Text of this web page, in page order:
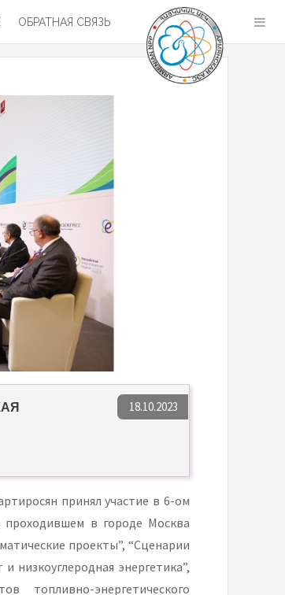
ОБРАТНАЯ СВЯЗЬ
18.10.2023
принял участие в 6-ом
проходившем в городе Москва
проекты”, “Сценарии
низкоуглеродная энергетика”,
топливно-энергетического